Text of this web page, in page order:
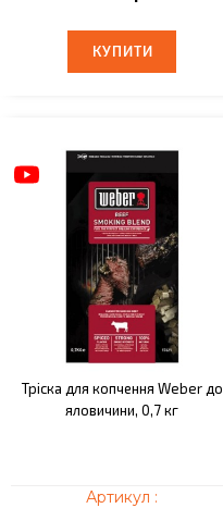
КУПИТИ
КУПИТИ
Тріска для копчення Weber до
яловичини, 0,7 кг
Артикул :